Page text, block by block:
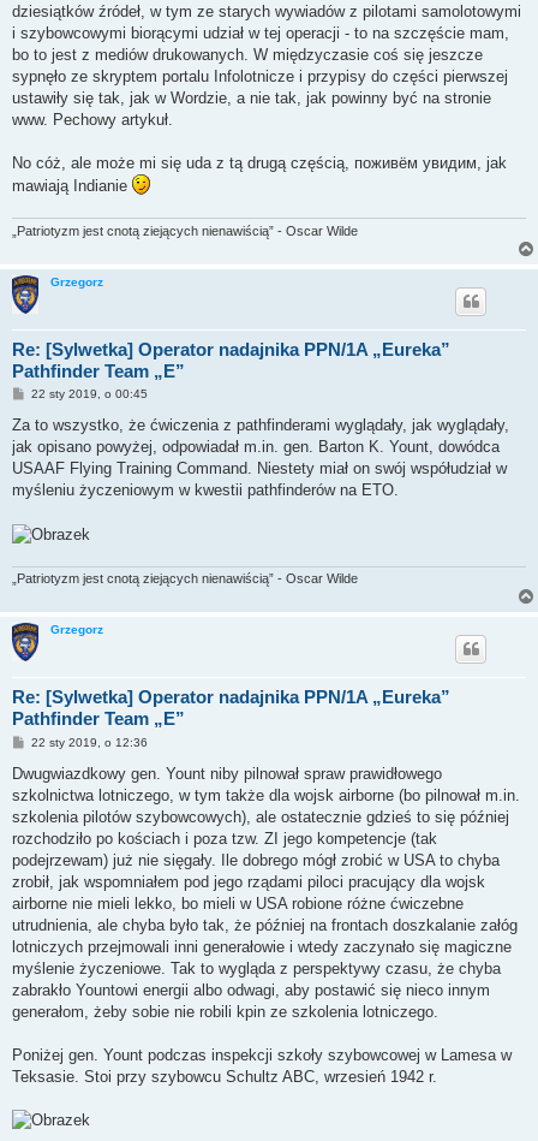
dziesiątków źródeł, w tym ze starych wywiadów z pilotami samolotowymi
i szybowcowymi biorącymi udział w tej operacji - to na szczęście mam,
bo to jest z mediów drukowanych. W międzyczasie coś się jeszcze
sypnęło ze skryptem portalu Infolotnicze i przypisy do części pierwszej
ustawiły się tak, jak w Wordzie, a nie tak, jak powinny być na stronie
www. Pechowy artykuł.
No cóż, ale może mi się uda z tą drugą częścią, поживём увидим, jak
mawiają Indianie
„Patriotyzm jest cnotą ziejących nienawiścią” - Oscar Wilde
Grzegorz
Re: [Sylwetka] Operator nadajnika PPN/1A „Eureka”
Pathfinder Team „E”
P
s
22 sty 2019, o 00:45
Za to wszystko, że ćwiczenia z pathfinderami wyglądały, jak wyglądały,
jak opisano powyżej, odpowiadał m.in. gen. Barton K. Yount, dowódca
USAAF Flying Training Command. Niestety miał on swój współudział w
myśleniu życzeniowym w kwestii pathfinderów na ETO.
„Patriotyzm jest cnotą ziejących nienawiścią” - Oscar Wilde
Grzegorz
Re: [Sylwetka] Operator nadajnika PPN/1A „Eureka”
Pathfinder Team „E”
P
s
22 sty 2019, o 12:36
Dwugwiazdkowy gen. Yount niby pilnował spraw prawidłowego
szkolnictwa lotniczego, w tym także dla wojsk airborne (bo pilnował m.in.
szkolenia pilotów szybowcowych), ale ostatecznie gdzieś to się później
rozchodziło po kościach i poza tzw. ZI jego kompetencje (tak
podejrzewam) już nie sięgały. Ile dobrego mógł zrobić w USA to chyba
zrobił, jak wspomniałem pod jego rządami piloci pracujący dla wojsk
airborne nie mieli lekko, bo mieli w USA robione różne ćwiczebne
utrudnienia, ale chyba było tak, że później na frontach doszkalanie załóg
lotniczych przejmowali inni generałowie i wtedy zaczynało się magiczne
myślenie życzeniowe. Tak to wygląda z perspektywy czasu, że chyba
zabrakło Yountowi energii albo odwagi, aby postawić się nieco innym
generałom, żeby sobie nie robili kpin ze szkolenia lotniczego.
Poniżej gen. Yount podczas inspekcji szkoły szybowcowej w Lamesa w
Teksasie. Stoi przy szybowcu Schultz ABC, wrzesień 1942 r.